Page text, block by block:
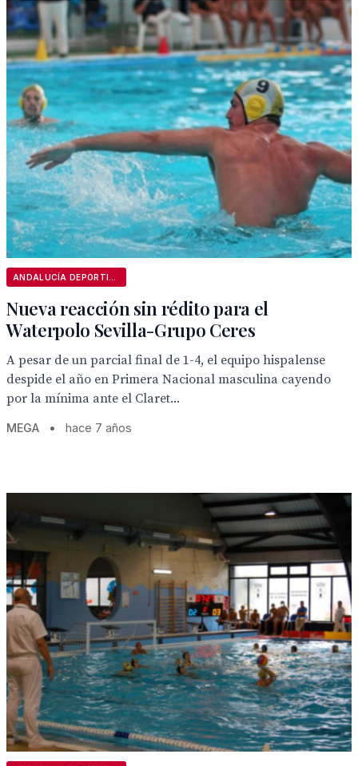
Nueva reacción sin rédito para el
Waterpolo Sevilla-Grupo Ceres
A pesar de un parcial final de 1-4, el equipo hispalense
despide el año en Primera Nacional masculina cayendo
por la mínima ante el Claret...
MEGA • hace 7 años